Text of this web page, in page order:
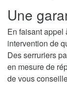
Une
En faisant appel
intervention de
Des serruriers
en mesure de
de vous